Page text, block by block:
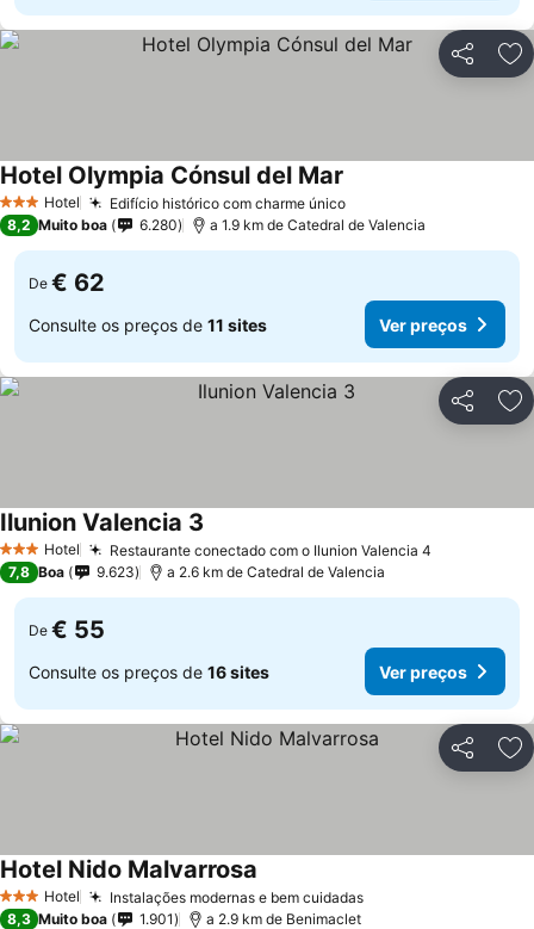
Partilhar
3 EstrelasHotel Edifício histórico com charme único
Hotel Olympia Cónsul del Mar
8,2 Muito boa 6.280 a 1.9 km de Catedral de Valencia
De € 62
Consulte os preços de 11 sites Ver preços
Partilhar
3 EstrelasHotel Restaurante conectado com o Ilunion Valencia 4
Ilunion Valencia 3
7,8 Boa 9.623 a 2.6 km de Catedral de Valencia
De € 55
Consulte os preços de 16 sites Ver preços
Partilhar
3 EstrelasHotel Instalações modernas e bem cuidadas
Hotel Nido Malvarrosa
8,3 Muito boa 1.901 a 2.9 km de Benimaclet